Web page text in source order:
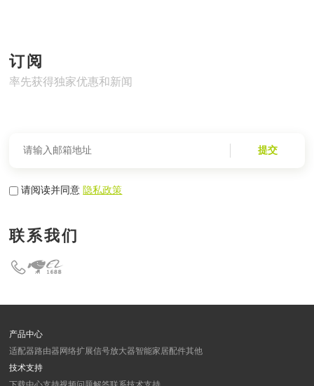
订阅
率先获得独家优惠和新闻
提交
请阅读并同意隐私政策
联系我们
产品中心
适配器路由器 网络扩展信号放大器智能家居配件其他
技术支持